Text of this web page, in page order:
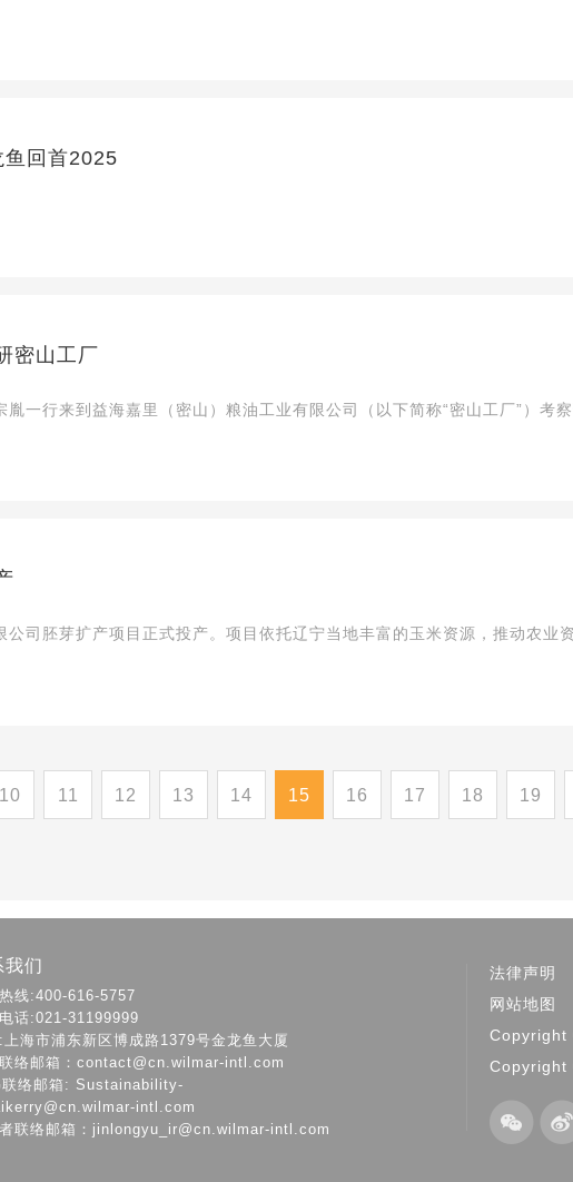
鱼回首2025
密山工厂
一行来到益海嘉里（密山）粮油工业有限公司（以下简称“密山工厂”）
司胚芽扩产项目正式投产。项目依托辽宁当地丰富的玉米资源，推动农
10 11 12 13 14 15 16 17 18 19
我们
线:400-616-5757
话:021-31199999
上海市浦东新区博成路1379号金龙鱼大厦
络邮箱：contact@cn.wilmar-intl.com
联络邮箱: Sustainability-
intl.com
联络邮箱：jinlongyu_ir@cn.wilmar-intl.com
法律声明
网站地图
Copyright
Copyright